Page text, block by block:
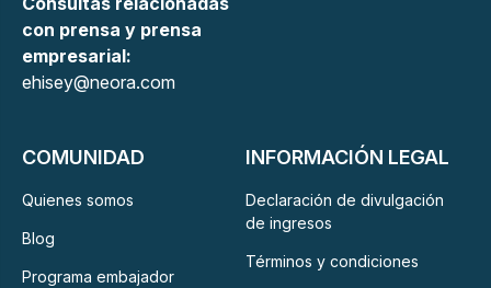
con prensa y prensa
empresarial:
ehisey@neora.com
COMUNIDAD
Quienes somos
Blog
Programa embajador
INFORMACIÓN LEGAL
Declaración de divulgación
de ingresos
Términos y condiciones